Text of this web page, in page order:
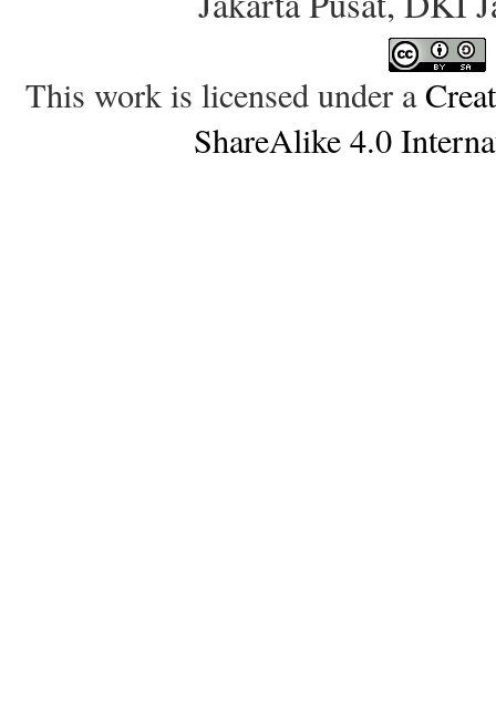
This work is licensed under a
ShareAlike 4.0